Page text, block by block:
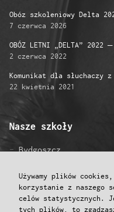
Używamy plików
korzystanie z naszego
celów statystycznych.
tych plików, to
Obóz szkoleniowy Delta
7 czerwca 2026
OBÓZ LETNI „DELTA” 2022 –
2 czerwca 2022
Komunikat dla słuchaczy
22 kwietnia 2021
Nasze szkoły
Bydgoszcz
Grudziądz
Inowrocław
Konin